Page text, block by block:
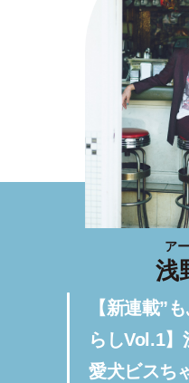
ア
浅
【新連載”
らしVol.1】
愛犬ビスち